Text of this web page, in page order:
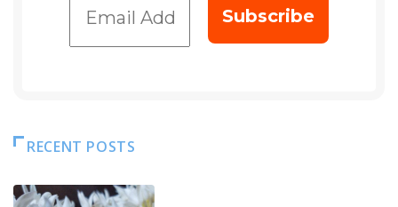
RECENT POSTS